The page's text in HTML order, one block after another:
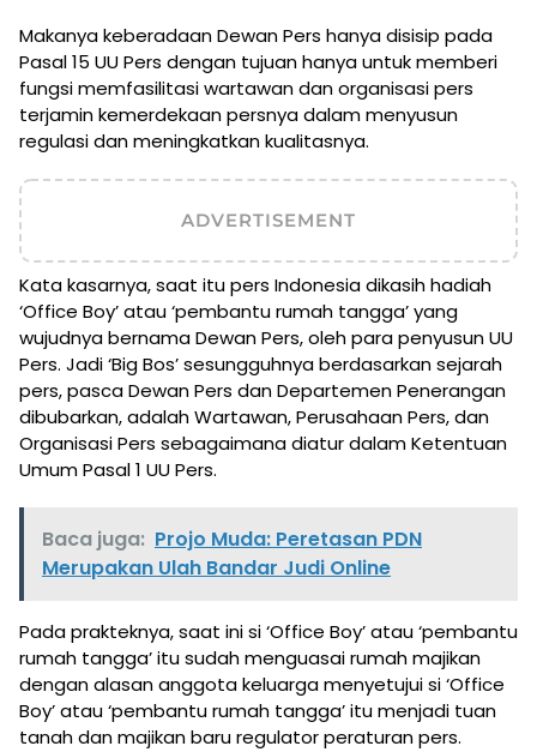
Makanya keberadaan Dewan Pers hanya disisip pada
Pasal 15 UU Pers dengan tujuan hanya untuk memberi
fungsi memfasilitasi wartawan dan organisasi pers
terjamin kemerdekaan persnya dalam menyusun
regulasi dan meningkatkan kualitasnya.
ADVERTISEMENT
Kata kasarnya, saat itu pers Indonesia dikasih hadiah
‘Office Boy’ atau ‘pembantu rumah tangga’ yang
wujudnya bernama Dewan Pers, oleh para penyusun UU
Pers. Jadi ‘Big Bos’ sesungguhnya berdasarkan sejarah
pers, pasca Dewan Pers dan Departemen Penerangan
dibubarkan, adalah Wartawan, Perusahaan Pers, dan
Organisasi Pers sebagaimana diatur dalam Ketentuan
Umum Pasal 1 UU Pers.
Baca juga: Projo Muda: Peretasan PDN
Merupakan Ulah Bandar Judi Online
Pada prakteknya, saat ini si ‘Office Boy’ atau ‘pembantu
rumah tangga’ itu sudah menguasai rumah majikan
dengan alasan anggota keluarga menyetujui si ‘Office
Boy’ atau ‘pembantu rumah tangga’ itu menjadi tuan
tanah dan majikan baru regulator peraturan pers.